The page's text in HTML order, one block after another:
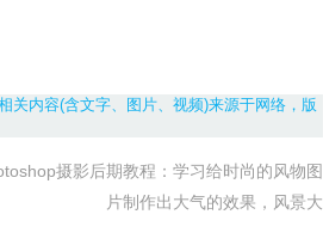
关内容(含文字、图片、视频)来源于网络，版
摄影后期教程：学习给时尚的风物图
片制作出大气的效果，风景大